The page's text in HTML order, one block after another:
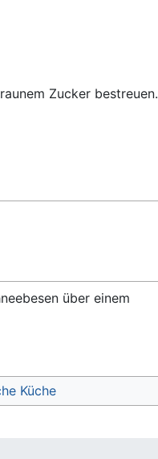
Zucker bestreuen.
über einem
Küche